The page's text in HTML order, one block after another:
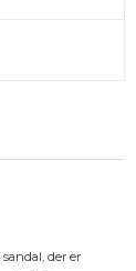
der er